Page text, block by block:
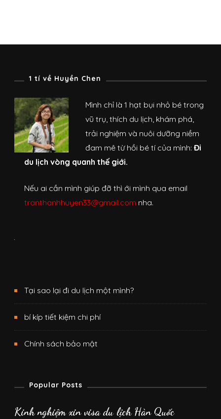
1 tí về Huyền Chen
Mình chỉ là 1 hạt bụi nhỏ bé trong
vũ trụ, thích du lịch, khám phá,
trải nghiệm và nuôi dưỡng niềm
đam mê từ hồi bé tí của mình: Đi
du lịch vòng quanh thế giới.
Nếu ai cần mình giúp đỡ thì ới mình qua email
tranthanhhuyen33@gmail.com nha.
Tại sao lại đi du lịch một mình?
bí kíp tiết kiệm chi phí
Chính sách bảo mật
Popular Posts
Kinh nghiệm xin visa du lịch Hàn Quốc